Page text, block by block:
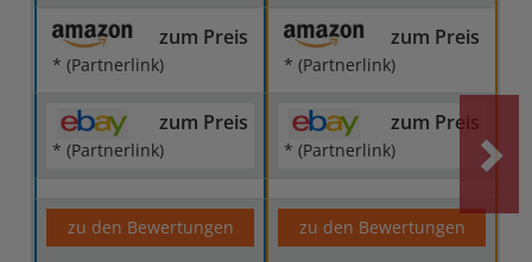
zum Preis
* (Partnerlink)
zum Preis
* (Partnerlink)
zum Preis
* (Partnerlink)
zum Preis
* (Partnerlink)
zu den Bewertungen zu den Bewertungen